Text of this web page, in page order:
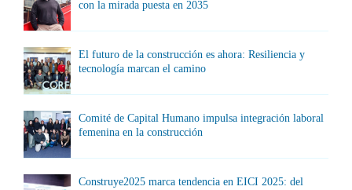
con la mirada puesta en 2035
El futuro de la construcción es ahora: Resiliencia y
tecnología marcan el camino
Comité de Capital Humano impulsa integración laboral
femenina en la construcción
Construye2025 marca tendencia en EICI 2025: del